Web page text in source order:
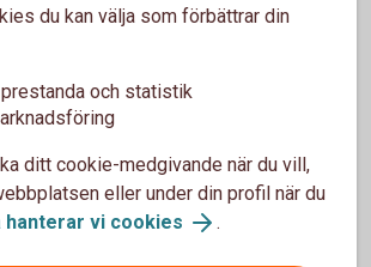
för
med annat än traditionella
hjälp med hållbarhet, klimat, juridik
du kan välja som förbättrar din
prestanda och statistik
ditt cookie-medgivande när du vill,
eller under din profil när du
hanterar vi cookies .